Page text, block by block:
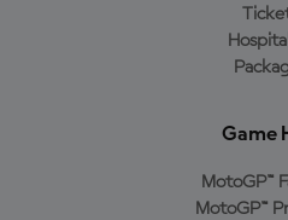
Game
MotoGP™
MotoGP™